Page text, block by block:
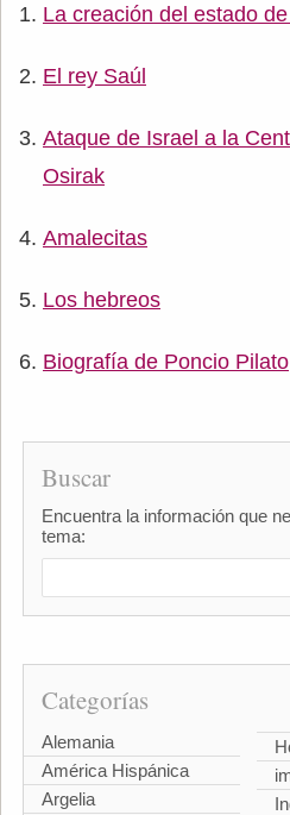
La creación del estado
El rey Saúl
Ataque de Israel a la
Osirak
Amalecitas
Los hebreos
Biografía de Poncio Pilato
Buscar
Encuentra la información que
tema:
Categorías
Alemania
América Hispánica
Argelia